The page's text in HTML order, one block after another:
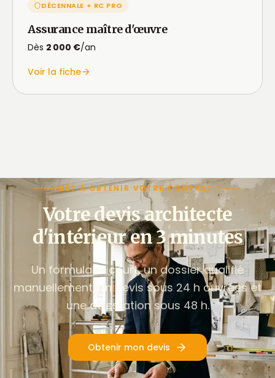
DÉCENNALE + RC PRO
Assurance maître d'œuvre
Dès 2 000 €/an
Voir la fiche
PRÊT À OBTENIR VOTRE CONTRAT ?
Votre devis architecte
d'intérieur en 3 minutes
Un formulaire court, un dossier qualifié
manuellement, un devis sous 24 h ouvrées et
une attestation sous 48 h.
Obtenir mon devis